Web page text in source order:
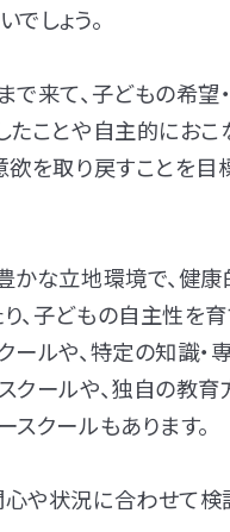
しょう。
で来て、子どもの希望
たことや自主的におこ
欲を取り戻すことを目
かな立地環境で、健
、子どもの自主性を
ールや、特定の知識・
クールや、独自の教育
スクールもあります。
や状況に合わせて検